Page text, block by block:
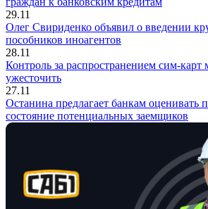
29.11
Олег Свириденко объявил о введении
пособников иноагентов
28.11
Контроль за распространением сим-карт
ужесточить
27.11
Останина предлагает банкам оценивать
состояние потенциальных заемщиков